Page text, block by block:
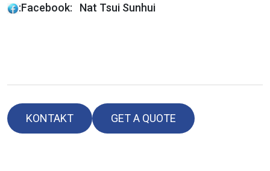
:Facebook: Nat Tsui Sunhui
KONTAKT GET A QUOTE